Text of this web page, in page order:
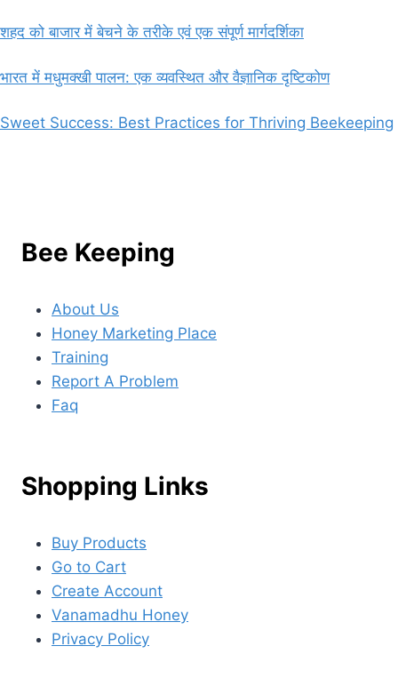
शहद को बाजार में बेचने के तरीके एवं एक संपूर्ण मार्गदर्शिका
भारत में मधुमक्खी पालन: एक व्यवस्थित और वैज्ञानिक दृष्टिकोण
Sweet Success: Best Practices for Thriving Beekeeping
Bee Keeping
About Us
Honey Marketing Place
Training
Report A Problem
Faq
Shopping Links
Buy Products
Go to Cart
Create Account
Vanamadhu Honey
Privacy Policy